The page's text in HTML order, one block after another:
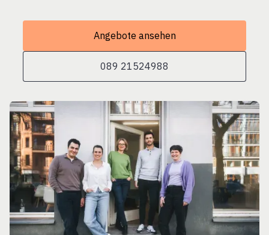
Angebote ansehen
089 21524988